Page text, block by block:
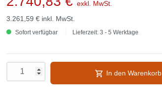
exkl. MwSt.
3.261,59 € inkl. MwSt.
Sofort verfügbar Lieferzeit: 3 - 5 Werktage
In den Warenkorb